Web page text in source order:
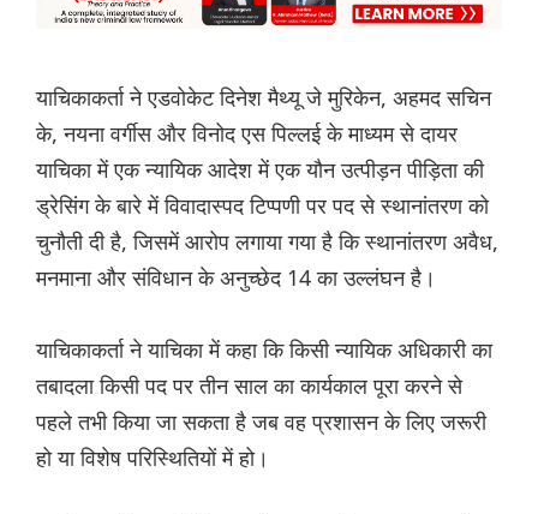
याचिकाकर्ता ने एडवोकेट दिनेश मैथ्यू जे मुरिकेन, अहमद सचिन
के, नयना वर्गीस और विनोद एस पिल्लई के माध्यम से दायर
याचिका में एक न्यायिक आदेश में एक यौन उत्पीड़न पीड़िता की
ड्रेसिंग के बारे में विवादास्पद टिप्पणी पर पद से स्थानांतरण को
चुनौती दी है, जिसमें आरोप लगाया गया है कि स्थानांतरण अवैध,
मनमाना और संविधान के अनुच्छेद 14 का उल्लंघन है।
याचिकाकर्ता ने याचिका में कहा कि किसी न्यायिक अधिकारी का
तबादला किसी पद पर तीन साल का कार्यकाल पूरा करने से
पहले तभी किया जा सकता है जब वह प्रशासन के लिए जरूरी
हो या विशेष परिस्थितियों में हो।